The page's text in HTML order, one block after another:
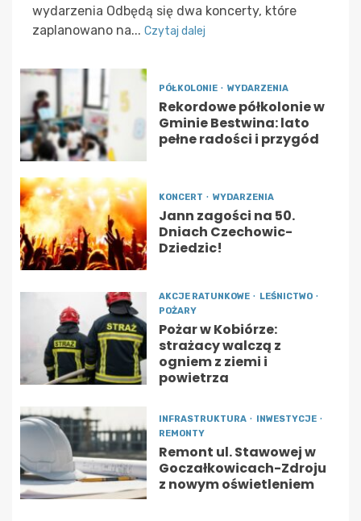
wydarzenia Odbędą się dwa koncerty, które
zaplanowano na... Czytaj dalej
PÓŁKOLONIE WYDARZENIA
Rekordowe półkolonie w
Gminie Bestwina: lato
pełne radości i przygód
KONCERT WYDARZENIA
Jann zagości na 50.
Dniach Czechowic-
Dziedzic!
AKCJE RATUNKOWE
LEŚNICTWO
POŻARY
Pożar w Kobiórze:
strażacy walczą z
ogniem z ziemi i
powietrza
INFRASTRUKTURA
INWESTYCJE
REMONTY
Remont ul. Stawowej w
Goczałkowicach-Zdroju
z nowym oświetleniem